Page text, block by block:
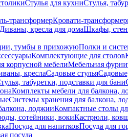
Стулья для кухниСтулья,
трансформерКровати-
Диваны, кресла для домаШкафы,
тумбы в прихожуюПолки и
Комплектующие для столов
корпусной мебелиМебельная
креслаСадовые стулья
табуретки, подставки для бани
Комплекты мебели для балкона,
Системы хранения для балкона,
лоджииКомпактные столы
сотейники, вокиКастрюли,
Посуда для напитковПосуда для
посуда